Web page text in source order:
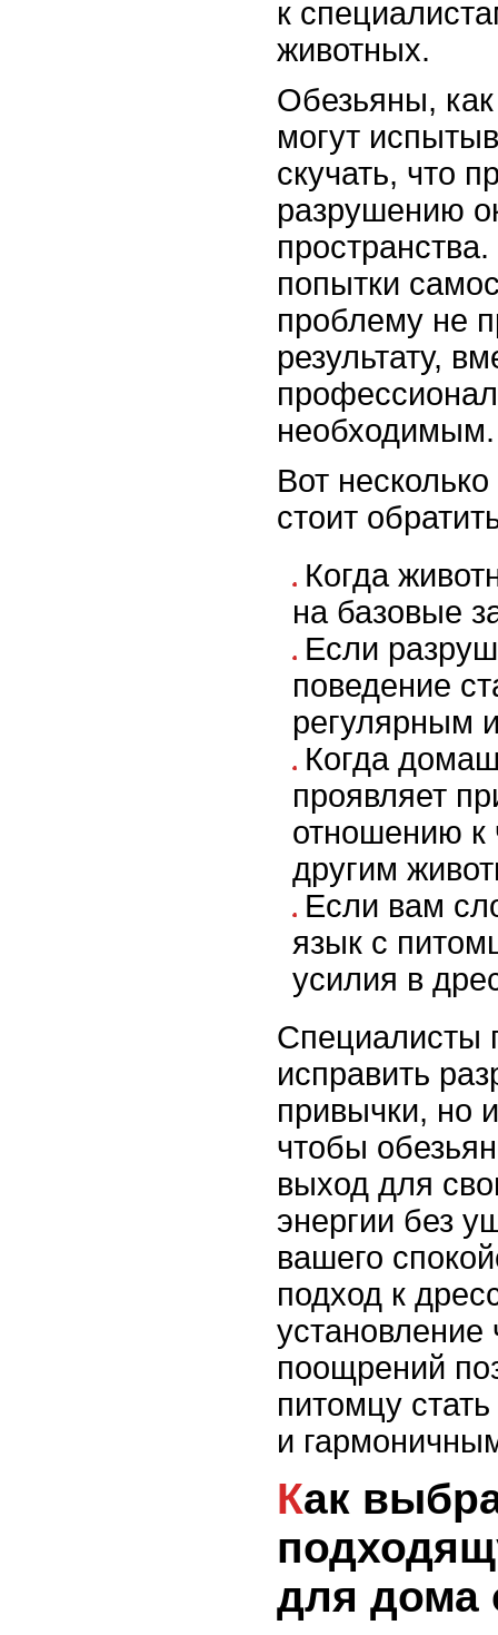
к
животных.
Обезьяны,
могут
скучать, что
разрушению
попытки
проблему не
результату,
необходимым.
Вот
стоит
Когда
на базовые
Если
поведение
регулярным
Когда
проявляет
отношению к
другим
Если вам
язык с
усилия в
Специалисты
исправить
привычки, но
чтобы
выход для
энергии без
вашего
подход к
установление
поощрений
питомцу
и
Как выбрать
для дома